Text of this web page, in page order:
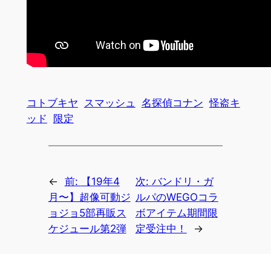
コトブキヤ スマッシュ 名探偵コナン 怪盗キ
ッド
限定
← 前:
【19年4
月〜】超像可動ジ
ョジョ5部再販ス
ケジュール第2弾
次: バンドリ・ガ
ルパのWEGOコラ
ボアイテム期間限
定受注中！
→